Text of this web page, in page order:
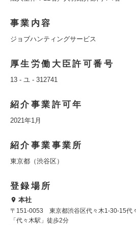
事業内容
ジョブハンティングサービス
厚生労働大臣許可番号
13 - ユ - 312741
紹介事業許可年
2021年1月
紹介事業事業所
東京都（渋谷区）
登録場所
本社
〒151-0053 東京都渋谷区代々木1-30-15代
「代々木駅」徒歩2分